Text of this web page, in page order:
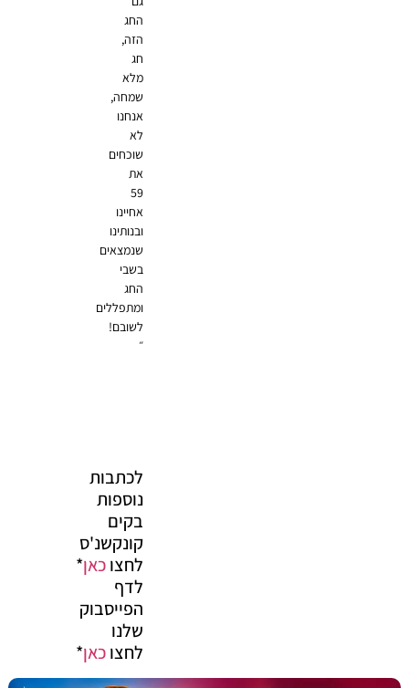
שנמצאים
ומתפללים
לכתבות
נוספות
בקים
קונקשנ'ס
לחצוכאן*
הפייסבוק
לחצוכאן*